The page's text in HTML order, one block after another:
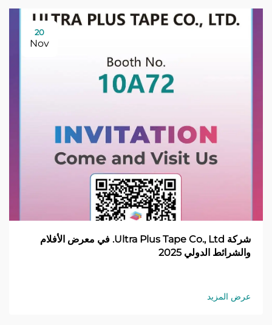
20
Nov
شركة Ultra Plus Tape Co., Ltd. في معرض الأفلام
والشرائط الدولي 2025
عرض المزيد